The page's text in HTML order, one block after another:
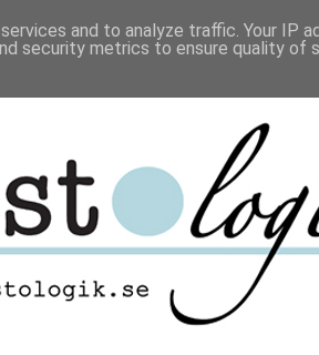
and to analyze traffic. Your IP
security metrics to ensure quality of